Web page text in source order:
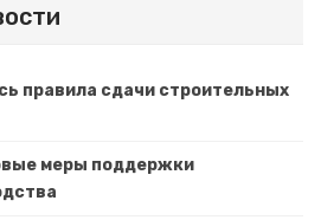
правила сдачи строительных
меры поддержки